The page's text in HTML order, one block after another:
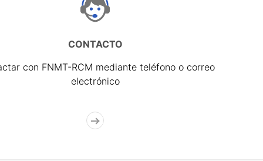
CONTACTO
con FNMT-RCM mediante teléfono o correo
electrónico